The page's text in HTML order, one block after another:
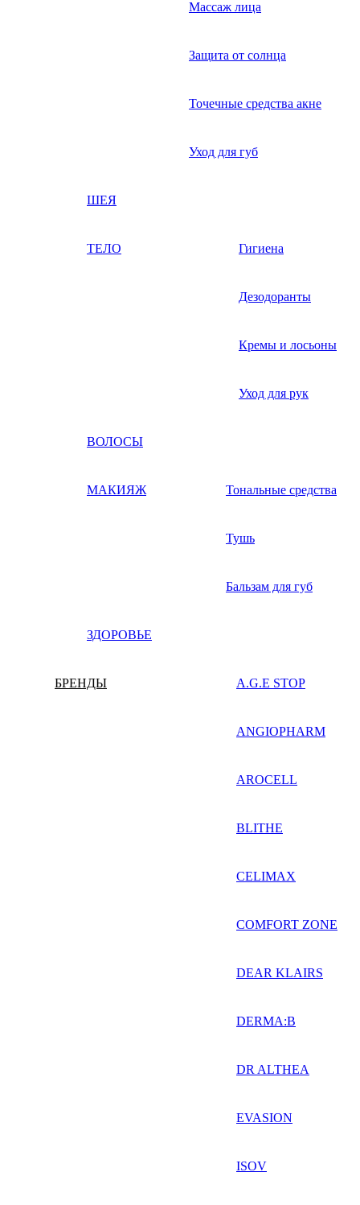
Массаж лица
Защита от солнца
Точечные средства акне
Уход для губ
ШЕЯ
ТЕЛО Гигиена
Дезодоранты
Кремы и лосьоны
Уход для рук
ВОЛОСЫ
МАКИЯЖ Тональные средства
Тушь
Бальзам для губ
ЗДОРОВЬЕ
БРЕНДЫ A.G.E STOP
ANGIOPHARM
AROCELL
BLITHE
CELIMAX
COMFORT ZONE
DEAR KLAIRS
DERMA:B
DR ALTHEA
EVASION
ISOV